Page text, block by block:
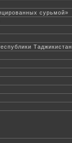
сурьмой»
Таджикистан